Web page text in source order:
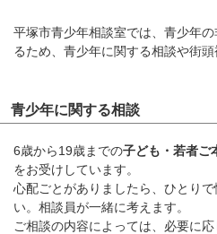
平塚市青少年相談室では、青少年
るため、青少年に関する相談や街頭
青少年に関する相談
6歳から19歳までの子ども・若者ご
をお受けしています。
心配ごとがありましたら、ひとり
い。相談員が一緒に考えます。
ご相談の内容によっては、必要に